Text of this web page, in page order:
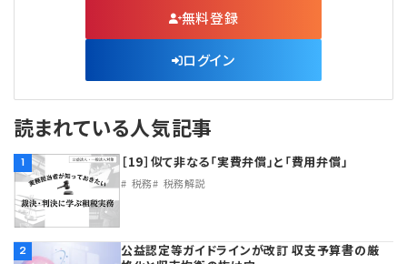
【連載】悩みと向き合う経営学
【連載】非営利法人AtoZei
【連載】労務管理の歩き方
【連載】AI活用のすすめ
【連載】IT実務一問一答
無料登録
ログイン
読まれている人気記事
1 ［19］似て非なる「実費弁償」と「費用弁償」
税務 税務解説
2
公益認定等ガイドラインが改訂 収支予算書の厳